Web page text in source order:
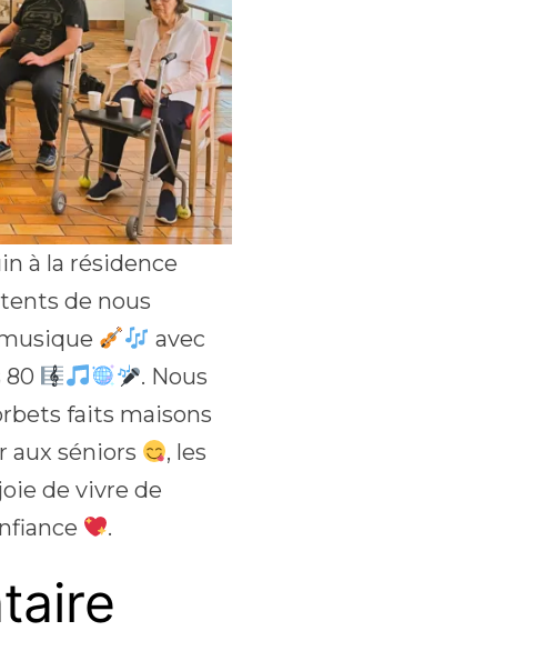
à la résidence
de nous
avec
80
. Nous
faits maisons
aux séniors
, les
de vivre de
.